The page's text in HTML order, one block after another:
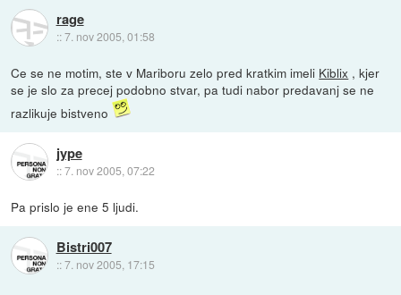
rage
::7. nov 2005, 01:58
Ce se ne motim, ste v Mariboru zelo pred kratkim imeli Kiblix , kjer
se je slo za precej podobno stvar, pa tudi nabor predavanj se ne
razlikuje bistveno
jype
::7. nov 2005, 07:22
Pa prislo je ene 5 ljudi.
Bistri007
::7. nov 2005, 17:15